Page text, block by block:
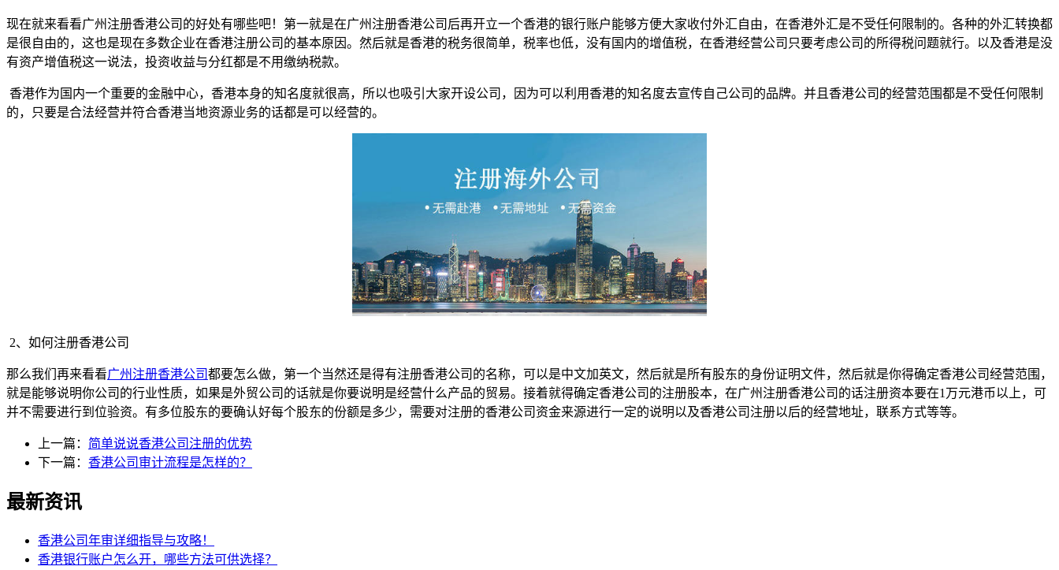
现在就来看看广州注册香港公司的好处有哪些吧！第一就是在广州注册香港公司后再开立一个香港的银行账户能够方便大家收付外汇自由，在香港外汇是不受任何限制的。各种的外汇转换都
是很自由的，这也是现在多数企业在香港注册公司的基本原因。然后就是香港的税务很简单，税率也低，没有国内的增值税，在香港经营公司只要考虑公司的所得税问题就行。以及香港是没
有资产增值税这一说法，投资收益与分红都是不用缴纳税款。
香港作为国内一个重要的金融中心，香港本身的知名度就很高，所以也吸引大家开设公司，因为可以利用香港的知名度去宣传自己公司的品牌。并且香港公司的经营范围都是不受任何限制
的，只要是合法经营并符合香港当地资源业务的话都是可以经营的。
2、如何注册香港公司
那么我们再来看看广州注册香港公司都要怎么做，第一个当然还是得有注册香港公司的名称，可以是中文加英文，然后就是所有股东的身份证明文件，然后就是你得确定香港公司经营范围，
就是能够说明你公司的行业性质，如果是外贸公司的话就是你要说明是经营什么产品的贸易。接着就得确定香港公司的注册股本，在广州注册香港公司的话注册资本要在1 万元港币以上，可
并不需要进行到位验资。有多位股东的要确认好每个股东的份额是多少，需要对注册的香港公司资金来源进行一定的说明以及香港公司注册以后的经营地址，联系方式等等。
上一篇： 简单说说香港公司注册的优势
下一篇： 香港公司审计流程是怎样的？
最新资讯
香港公司年审详细指导与攻略！
香港银行账户怎么开，哪些方法可供选择？